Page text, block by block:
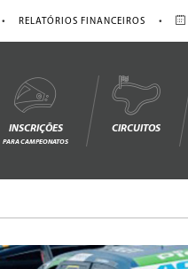
• RELATÓRIOS FINANCEIROS •
INSCRIÇÕES
PARA CAMPEONATOS
CIRCUITOS